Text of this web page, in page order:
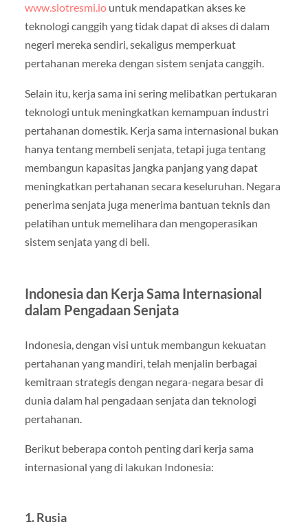
www.slotresmi.iountuk mendapatkan akses ke
teknologi canggih yang tidak dapat di akses di dalam
negeri mereka sendiri, sekaligus memperkuat
pertahanan mereka dengan sistem senjata canggih.
Selain itu, kerja sama ini sering melibatkan pertukaran
teknologi untuk meningkatkan kemampuan industri
pertahanan domestik. Kerja sama internasional bukan
hanya tentang membeli senjata, tetapi juga tentang
membangun kapasitas jangka panjang yang dapat
meningkatkan pertahanan secara keseluruhan. Negara
penerima senjata juga menerima bantuan teknis dan
pelatihan untuk memelihara dan mengoperasikan
sistem senjata yang di beli.
Indonesia dan Kerja Sama Internasional
dalam Pengadaan Senjata
Indonesia, dengan visi untuk membangun kekuatan
pertahanan yang mandiri, telah menjalin berbagai
kemitraan strategis dengan negara-negara besar di
dunia dalam hal pengadaan senjata dan teknologi
pertahanan.
Berikut beberapa contoh penting dari kerja sama
internasional yang di lakukan Indonesia:
1. Rusia